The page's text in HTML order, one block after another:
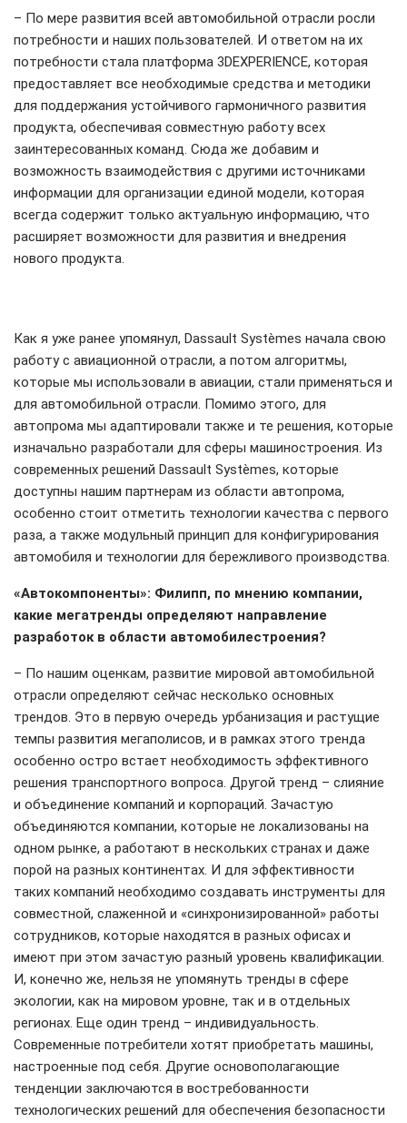
– По мере развития всей автомобильной отрасли росли
потребности и наших пользователей. И ответом на их
потребности стала платформа 3DEXPERIENCE, которая
предоставляет все необходимые средства и методики
для поддержания устойчивого гармоничного развития
продукта, обеспечивая совместную работу всех
заинтересованных команд. Сюда же добавим и
возможность взаимодействия с другими источниками
информации для организации единой модели, которая
всегда содержит только актуальную информацию, что
расширяет возможности для развития и внедрения
нового продукта.
Как я уже ранее упомянул, Dassault Systèmes начала свою
работу с авиационной отрасли, а потом алгоритмы,
которые мы использовали в авиации, стали применяться и
для автомобильной отрасли. Помимо этого, для
автопрома мы адаптировали также и те решения, которые
изначально разработали для сферы машиностроения. Из
современных решений Dassault Systèmes, которые
доступны нашим партнерам из области автопрома,
особенно стоит отметить технологии качества с первого
раза, а также модульный принцип для конфигурирования
автомобиля и технологии для бережливого производства.
«Автокомпоненты»: Филипп, по мнению компании,
какие мегатренды определяют направление
разработок в области автомобилестроения?
– По нашим оценкам, развитие мировой автомобильной
отрасли определяют сейчас несколько основных
трендов. Это в первую очередь урбанизация и растущие
темпы развития мегаполисов, и в рамках этого тренда
особенно остро встает необходимость эффективного
решения транспортного вопроса. Другой тренд – слияние
и объединение компаний и корпораций. Зачастую
объединяются компании, которые не локализованы на
одном рынке, а работают в нескольких странах и даже
порой на разных континентах. И для эффективности
таких компаний необходимо создавать инструменты для
совместной, слаженной и «синхронизированной» работы
сотрудников, которые находятся в разных офисах и
имеют при этом зачастую разный уровень квалификации.
И, конечно же, нельзя не упомянуть тренды в сфере
экологии, как на мировом уровне, так и в отдельных
регионах. Еще один тренд – индивидуальность.
Современные потребители хотят приобретать машины,
настроенные под себя. Другие основополагающие
тенденции заключаются в востребованности
технологических решений для обеспечения безопасности